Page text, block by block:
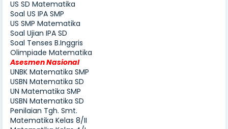
US SD Matematika
Soal US IPA SMP
US SMP Matematika
Soal Ujian IPA SD
Soal Tenses B.Inggris
Olimpiade Matematika
Asesmen Nasional
UNBK Matematika SMP
USBN Matematika SD
UN Matematika SMP
USBN Matematika SD
Penilaian Tgh. Smt.
Matematika Kelas 8/II